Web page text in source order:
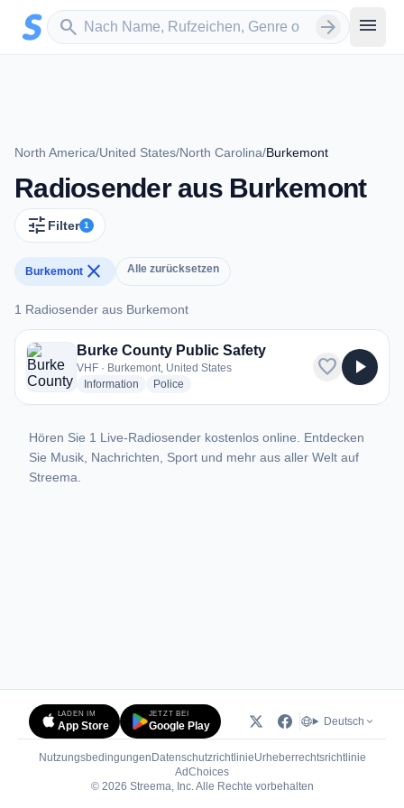
Zum Hauptinhalt springen
search
Sender suchen arrow_forward menu
North America/United States/North Carolina/Burkemont
Radiosender aus Burkemont
tune Filter 1
Burkemont close Alle zurücksetzen
1 Radiosender aus Burkemont
1 Radiosender aus Burkemont
Burke County Public Safety
VHF · Burkemont, United States
Information radio stations
Police
favorite play_arrow
Hören Sie 1 Live-Radiosender kostenlos online. Entdecken
Sie Musik, Nachrichten, Sport und mehr aus aller Welt auf
Streema.
LADEN IM
App Store
JETZT BEI
Google Play Deutsch
Nutzungsbedingungen DatenschutzrichtlinieUrheberrechtsrichtlinie
AdChoices(öffnet in neuem Tab)
© 2026 Streema, Inc. Alle Rechte vorbehalten